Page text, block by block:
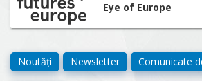
Eye of Europe
Noutăți Newsletter Comunicate